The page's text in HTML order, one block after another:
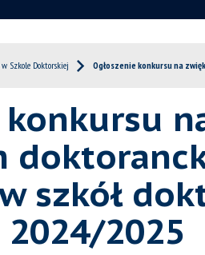
Szkole Doktorskiej Ogłoszenie konkursu na
konkursu
szkół
2025